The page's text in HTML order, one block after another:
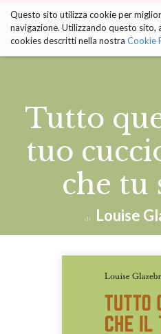
ai
contenuti.
|
Salta
Questo sito utilizza cookie per
navigazione. Utilizzando questo sito,
cookies descritti nella nostra Cookie
Tutto
tuo
che tu
di Louise